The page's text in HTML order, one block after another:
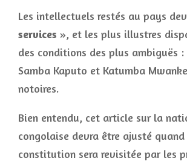
Les intellectuels restés au pays
services », et les plus illustres
des conditions des plus ambiguës :
Samba Kaputo et Katumba
notoires.
Bien entendu, cet article sur la
congolaise devra être ajusté
constitution sera revisitée par les